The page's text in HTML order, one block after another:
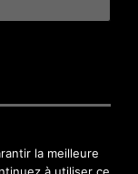
la meilleure